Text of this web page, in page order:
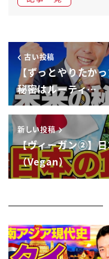
我々の想像してい
ストイックで健康
何がしかの思想を
やるかもしれない
ライフスタイルの
でもその非常にス
人というイメージ立
たわけなんですよ
ージがね
だいぶ覆されたん
ある側面からえぐ
わかったんです今回
古い投稿
【ずっとやりたか
秘密はルーティ…
新しい投稿
【ヴィーガン②】
（Vegan）